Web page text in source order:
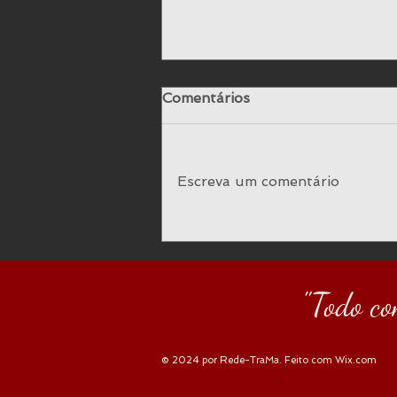
Comentários
Escreva um comentário
"Todo
© 2024 por Rede-TraMa. Feito com Wix.com